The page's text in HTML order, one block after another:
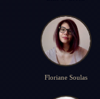
Floriane Soulas